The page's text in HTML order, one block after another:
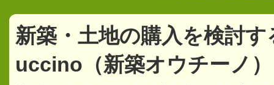
新築・土地の購入を検討
uccino（新築オウチーノ